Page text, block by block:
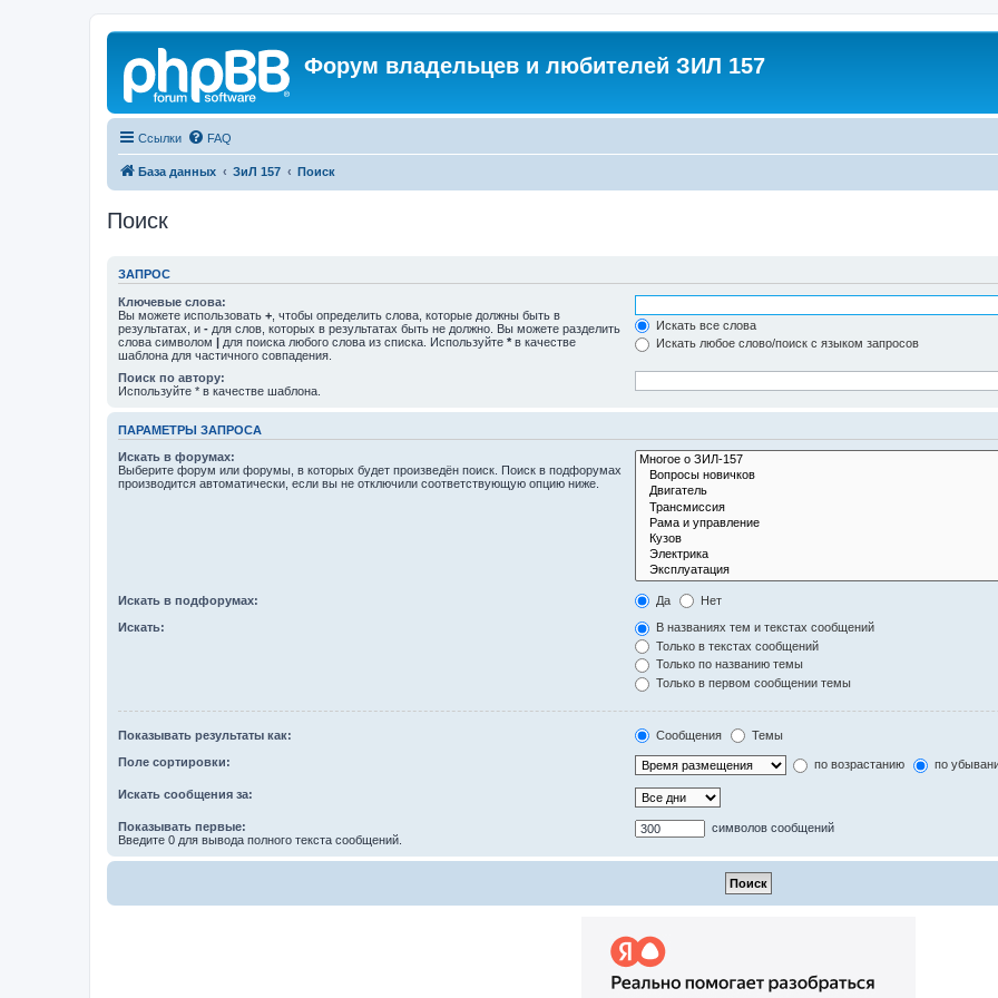
Форум владельцев и любителей ЗИЛ 157
Ссылки FAQ
База данных ЗиЛ 157 Поиск
Поиск
ЗАПРОС
Ключевые слова:
Вы можете использовать + , чтобы определить слова, которые должны быть в
результатах, и - для слов, которых в результатах быть не должно. Вы можете разделить
слова символом | для поиска любого слова из списка. Используйте * в качестве
шаблона для частичного совпадения.
Искать все слова
Искать любое слово/поиск с языком запросов
Поиск по автору:
Используйте * в качестве шаблона.
ПАРАМЕТРЫ ЗАПРОСА
Искать в форумах:
Выберите форум или форумы, в которых будет произведён поиск. Поиск в подфорумах
производится автоматически, если вы не отключили соответствующую опцию ниже.
Искать в подфорумах: Да Нет
Искать:
В названиях тем и текстах сообщений
Только в текстах сообщений
Только по названию темы
Только в первом сообщении темы
Показывать результаты как: Сообщения Темы
Поле сортировки: по возрастанию по
Искать сообщения за:
Показывать первые:
Введите 0 для вывода полного текста сообщений.
символов сообщений